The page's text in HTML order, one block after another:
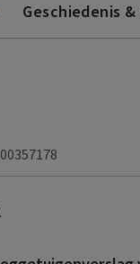
Geschiedenis